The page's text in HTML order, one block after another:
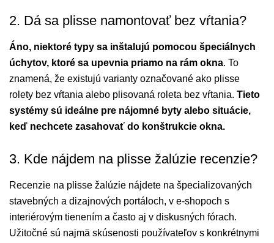
2. Dá sa plisse namontovať bez vŕtania?
Áno, niektoré typy sa inštalujú pomocou špeciálnych
úchytov, ktoré sa upevnia priamo na rám okna. To
znamená, že existujú varianty označované ako plisse
rolety bez vŕtania alebo plisovaná roleta bez vŕtania. Tieto
systémy sú ideálne pre nájomné byty alebo situácie,
keď nechcete zasahovať do konštrukcie okna.
3. Kde nájdem na plisse žalúzie recenzie?
Recenzie na plisse žalúzie nájdete na špecializovaných
stavebných a dizajnových portáloch, v e-shopoch s
interiérovým tienením a často aj v diskusných fórach.
Užitočné sú najmä skúsenosti používateľov s konkrétnymi